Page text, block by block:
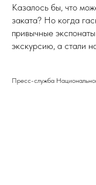
Казалось бы, что
заката? Но когда
привычные
экскурсию, а стали
Пресс-служба